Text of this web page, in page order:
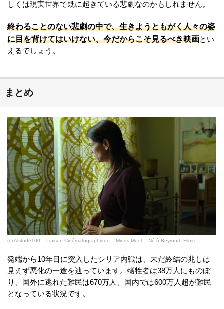
しくは現実世界で既に起きている悲劇なのかもしれません。
終わることのない悲劇の中で、生きようともがく人々の姿
に目を背けてはいけない、今だからこそ見るべき映画とい
えるでしょう。
まとめ
(c) Altitude100 – Liaison Cinématographique – Minds Meet – Né à Beyrouth Films
発端から10年目に突入したシリア内戦は、未だ終結の兆しは
見えず悪化の一途を辿っています。犠牲者は38万人にものぼ
り、国外に逃れた難民は670万人、国内では600万人超が難民
となっている状況です。